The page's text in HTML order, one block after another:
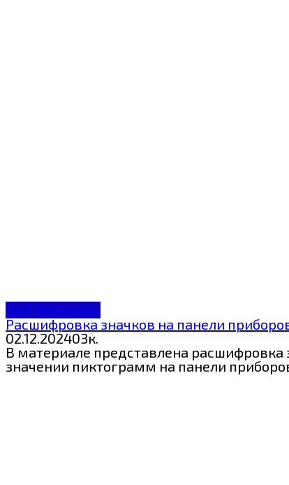
ЗнП Mitsubishi
Расшифровка значков на панели
02.12.202403к.
В материале представлена расшифровка
значении пиктограмм на панели